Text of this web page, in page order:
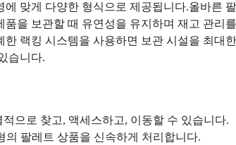
에 맞게 다양한 형식으로 제공됩니다.올바른
품을 보관할 때 유연성을 유지하며 재고 관리
한 랙킹 시스템을 사용하면 보관 시설을 최대
습니다.
적으로 찾고, 액세스하고, 이동할 수 있습니다.
의 팔레트 상품을 신속하게 처리합니다.